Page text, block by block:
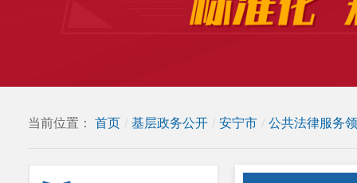
当前位置： 首页 / 基层政务公开 / 安宁市 / 公共法律服务